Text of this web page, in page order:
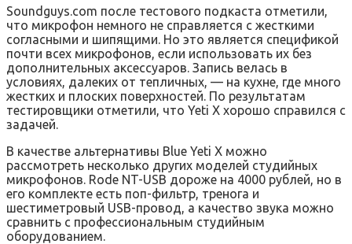
Soundguys.com после тестового подкаста отметили,
что микрофон немного не справляется с жесткими
согласными и шипящими. Но это является спецификой
почти всех микрофонов, если использовать их без
дополнительных аксессуаров. Запись велась в
условиях, далеких от тепличных, — на кухне, где много
жестких и плоских поверхностей. По результатам
тестировщики отметили, что Yeti X хорошо справился с
задачей.
В качестве альтернативы Blue Yeti X можно
рассмотреть несколько других моделей студийных
микрофонов. Rode NT-USB дороже на 4000 рублей, но в
его комплекте есть поп-фильтр, тренога и
шестиметровый USB-провод, а качество звука можно
сравнить с профессиональным студийным
оборудованием.